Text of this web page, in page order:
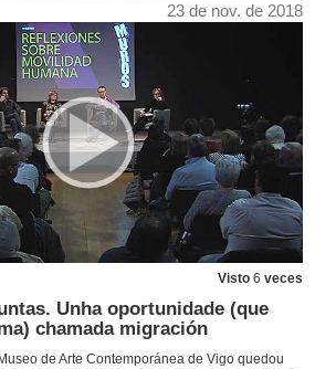
23 de nov. de 2018
Visto 6 veces
Unha oportunidade (que
chamada migración
de Arte Contemporánea de Vigo quedou